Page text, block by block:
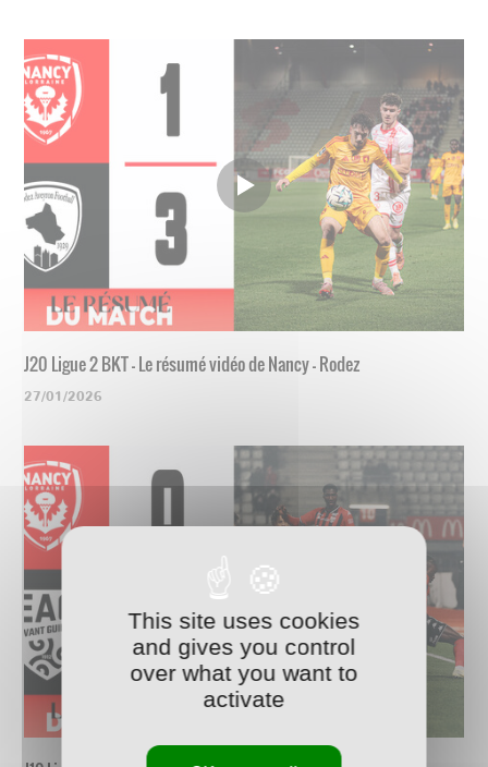
J20 Ligue 2 BKT - Le résumé vidéo de Nancy - Rodez
27/01/2026
This site uses cookies
and gives you control
over what you want to
activate